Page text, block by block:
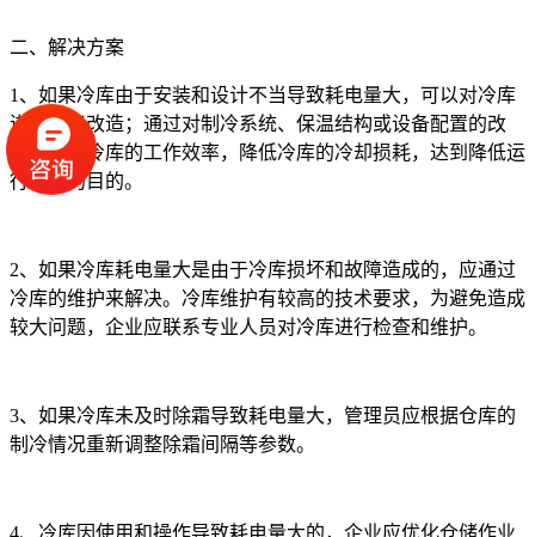
二、解决方案
1、如果冷库由于安装和设计不当导致耗电量大，可以对冷库
进行节能改造；通过对制冷系统、保温结构或设备配置的改
造，提高冷库的工作效率，降低冷库的冷却损耗，达到降低运
行电耗的目的。
2、如果冷库耗电量大是由于冷库损坏和故障造成的，应通过
冷库的维护来解决。冷库维护有较高的技术要求，为避免造成
较大问题，企业应联系专业人员对冷库进行检查和维护。
3、如果冷库未及时除霜导致耗电量大，管理员应根据仓库的
制冷情况重新调整除霜间隔等参数。
4、冷库因使用和操作导致耗电量大的，企业应优化仓储作业